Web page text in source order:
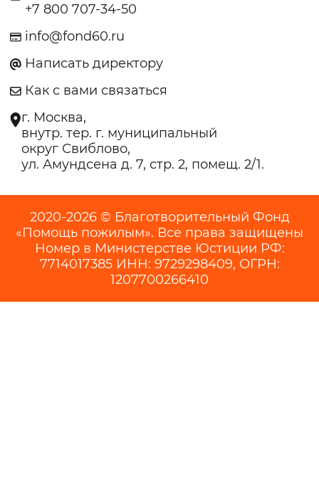
+7 800 707-34-50
info@fond60.ru
Написать директору
Как с вами связаться
г. Москва,
внутр. тер. г. муниципальный
округ Свиблово,
ул. Амундсена д. 7, стр. 2, помещ. 2/1.
2020-2026 © Благотворительный Фонд
«Помощь пожилым». Все права защищены
Номер в Министерстве Юстиции РФ:
7714017385 ИНН: 9729298409, ОГРН:
1207700266410